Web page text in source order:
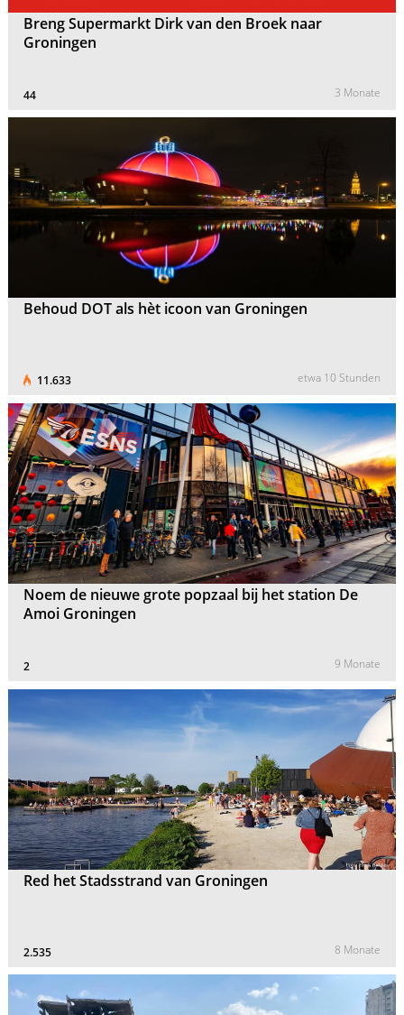
Breng Supermarkt Dirk van den Broek naar
Groningen
44 3 Monate
Behoud DOT als hèt icoon van Groningen
11.633 etwa 10 Stunden
Noem de nieuwe grote popzaal bij het station De
Amoi Groningen
2 9 Monate
Red het Stadsstrand van Groningen
2.535 8 Monate